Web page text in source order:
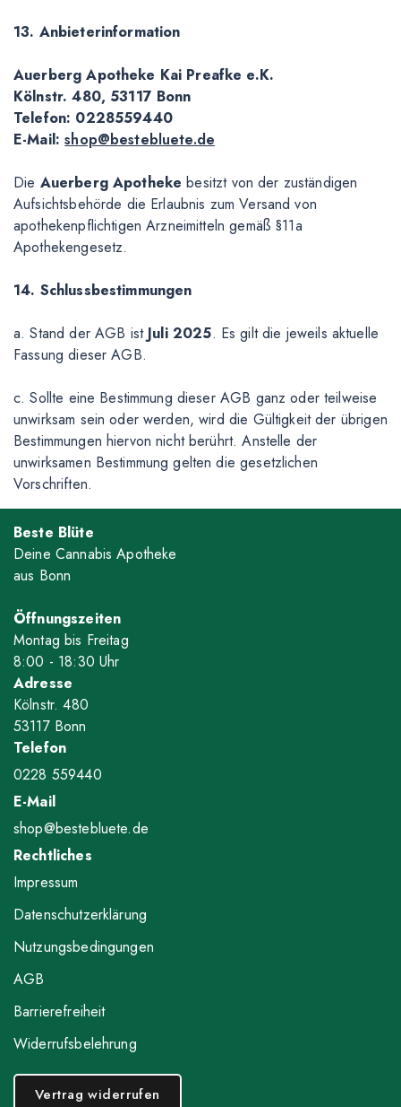
13. Anbieterinformation
Auerberg Apotheke Kai Preafke e.K.
Kölnstr. 480, 53117 Bonn
Telefon: 0228559440
E-Mail:shop@bestebluete.de
Die Auerberg Apotheke besitzt von der zuständigen
Aufsichtsbehörde die Erlaubnis zum Versand von
apothekenpflichtigen Arzneimitteln gemäß §11a
Apothekengesetz.
14. Schlussbestimmungen
a. Stand der AGB ist Juli 2025. Es gilt die jeweils aktuelle
Fassung dieser AGB.
c. Sollte eine Bestimmung dieser AGB ganz oder teilweise
unwirksam sein oder werden, wird die Gültigkeit der übrigen
Bestimmungen hiervon nicht berührt. Anstelle der
unwirksamen Bestimmung gelten die gesetzlichen
Vorschriften.
Beste Blüte
Deine Cannabis Apotheke
aus Bonn
Öffnungszeiten
Montag bis Freitag
8:00 - 18:30 Uhr
Adresse
Kölnstr. 480
53117 Bonn
Telefon
0228 559440
E-Mail
shop@bestebluete.de
Rechtliches
Impressum
Datenschutzerklärung
Nutzungsbedingungen
AGB
Barrierefreiheit
Widerrufsbelehrung
Vertrag widerrufen